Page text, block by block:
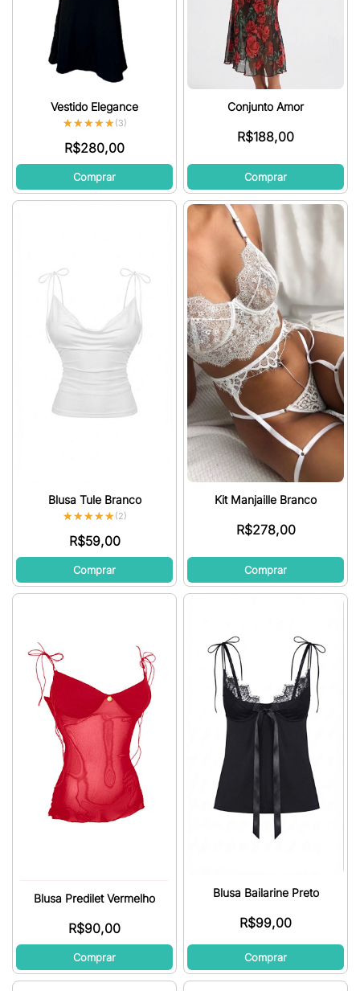
Vestido Elegance
★★★★★
★★★★★(3)
R$280,00
Comprar
Conjunto Amor
R$188,00
Comprar
Blusa Tule Branco
★★★★★
★★★★★(2)
R$59,00
Comprar
Kit Manjaille Branco
R$278,00
Comprar
Blusa Predilet Vermelho
R$90,00
Comprar
Blusa Bailarine Preto
R$99,00
Comprar